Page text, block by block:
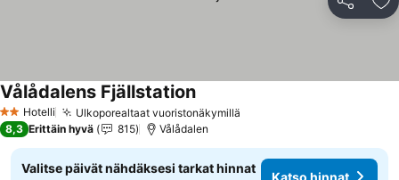
Jaa
2 Tähtiluokitus
Hotelli Ulkoporealtaat vuoristonäkymillä
Vålådalens FjällstationKatso hinnat
8,3 Erittäin hyvä 815 Vålådalen
Valitse päivät nähdäksesi tarkat hinnat
Katso hinnat